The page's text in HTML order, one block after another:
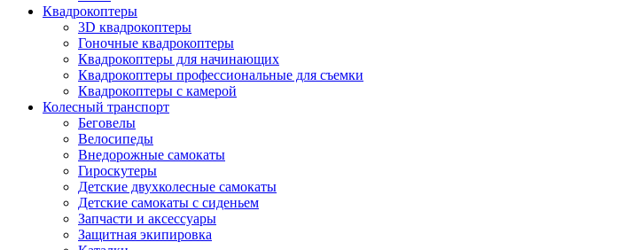
Квадрокоптеры
3D квадрокоптеры
Гоночные квадрокоптеры
Квадрокоптеры для начинающих
Квадрокоптеры профессиональные для съемки
Квадрокоптеры с камерой
Колесный транспорт
Беговелы
Велосипеды
Внедорожные самокаты
Гироскутеры
Детские двухколесные самокаты
Детские самокаты с сиденьем
Запчасти и аксессуары
Защитная экипировка